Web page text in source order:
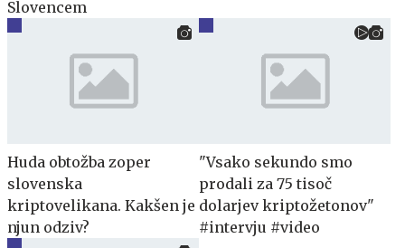
Slovencem
Huda obtožba zoper
slovenska
kriptovelikana. Kakšen je
njun odziv?
"Vsako sekundo smo
prodali za 75 tisoč
dolarjev kriptožetonov"
#intervju #video